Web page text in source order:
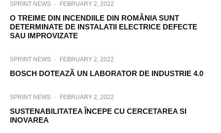
SPRINT NEWS · FEBRUARY 2, 2022
O TREIME DIN INCENDIILE DIN ROMÂNIA SUNT
DETERMINATE DE INSTALATII ELECTRICE DEFECTE
SAU IMPROVIZATE
SPRINT NEWS · FEBRUARY 2, 2022
BOSCH DOTEAZÃ UN LABORATOR DE INDUSTRIE 4.0
SPRINT NEWS · FEBRUARY 2, 2022
SUSTENABILITATEA ÎNCEPE CU CERCETAREA SI
INOVAREA